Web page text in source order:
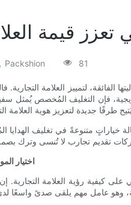
قيمة
Packshion 81
لتمييز العلامة التجارية.
فإن التغليف المُخصص يُمثل
خياراتٍ متنوعةً في تغليف
اختيار
كيفية رؤية العلامة التجارية. إن